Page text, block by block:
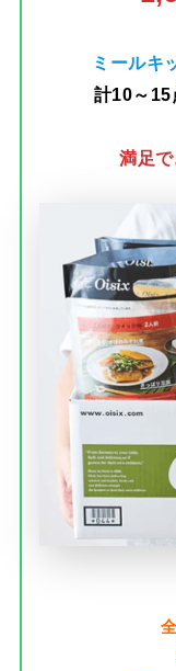
ミールキ
計10～15
満足で